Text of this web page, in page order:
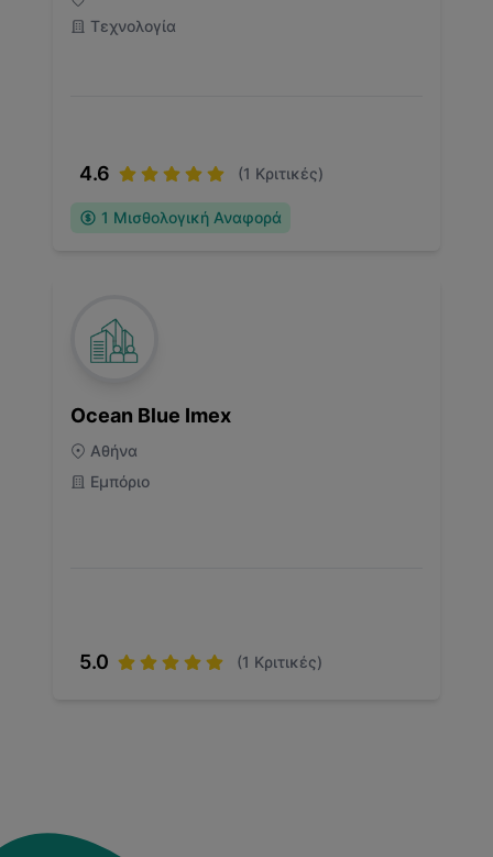
Τεχνολογία
4.6 (1 Κριτικές)
1 Μισθολογική Αναφορά
Ocean Blue Imex
Αθήνα
Εμπόριο
5.0 (1 Κριτικές)